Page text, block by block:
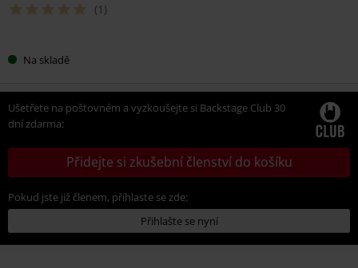
(1)
Na skladě
Ušetřete na poštovném a vyzkoušejte si Backstage Club 30
dní zdarma:
Přidejte si zkušební členství do košíku
Pokud jste již členem, přihlaste se zde:
Přihlašte se nyní